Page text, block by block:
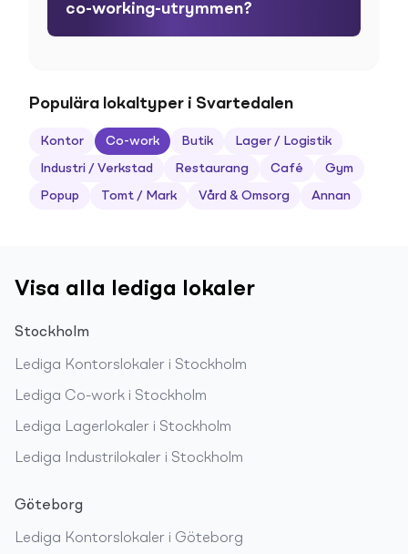
co-working-utrymmen?
Populära lokaltyper i Svartedalen
Kontor Co-work Butik Lager / Logistik
Industri / Verkstad Restaurang Café Gym
Popup Tomt / Mark Vård & Omsorg Annan
Visa alla lediga lokaler
Stockholm
Lediga Kontorslokaler i Stockholm
Lediga Co-work i Stockholm
Lediga Lagerlokaler i Stockholm
Lediga Industrilokaler i Stockholm
Göteborg
Lediga Kontorslokaler i Göteborg